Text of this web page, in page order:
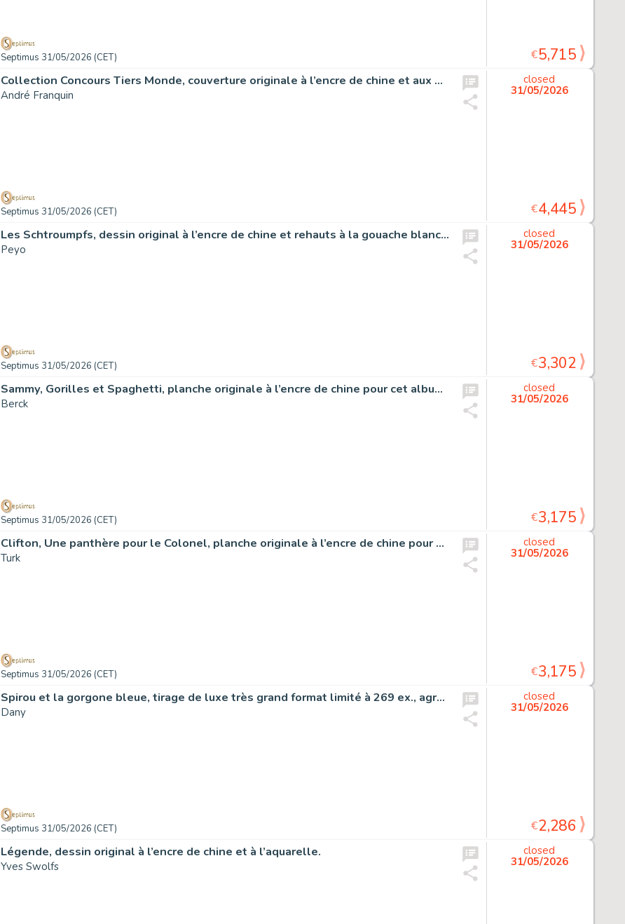
Septimus 31/05/2026 (CET) €5,715
Collection Concours Tiers Monde, couverture originale à l’encre de chine et aux encres de couleurs pour ce livret paru en 1974.
André Franquin
Septimus 31/05/2026 (CET)
closed
31/05/2026
€4,445
Les Schtroumpfs, dessin original à l’encre de chine et rehauts à la gouache blanche sur papier dessin publiée dans le journal Spirou n°2049 du 21 juillet 1977. Superbe illustration réalisée pour un jeu concours intitulé «…
Peyo
Septimus 31/05/2026 (CET)
closed
31/05/2026
€3,302
Sammy, Gorilles et Spaghetti, planche originale à l’encre de chine pour cet album paru en 1974 chez Dupuis.
Berck
Septimus 31/05/2026 (CET)
closed
31/05/2026
€3,175
Clifton, Une panthère pour le Colonel, planche originale à l’encre de chine pour cet album paru en 1982 au Lombard.
Turk
Septimus 31/05/2026 (CET)
closed
31/05/2026
€3,175
Spirou et la gorgone bleue, tirage de luxe très grand format limité à 269 ex., agrémenté d’une dédicace.
Dany
Septimus 31/05/2026 (CET)
closed
31/05/2026
€2,286
Légende, dessin original à l’encre de chine et à l’aquarelle.
Yves Swolfs
closed
31/05/2026